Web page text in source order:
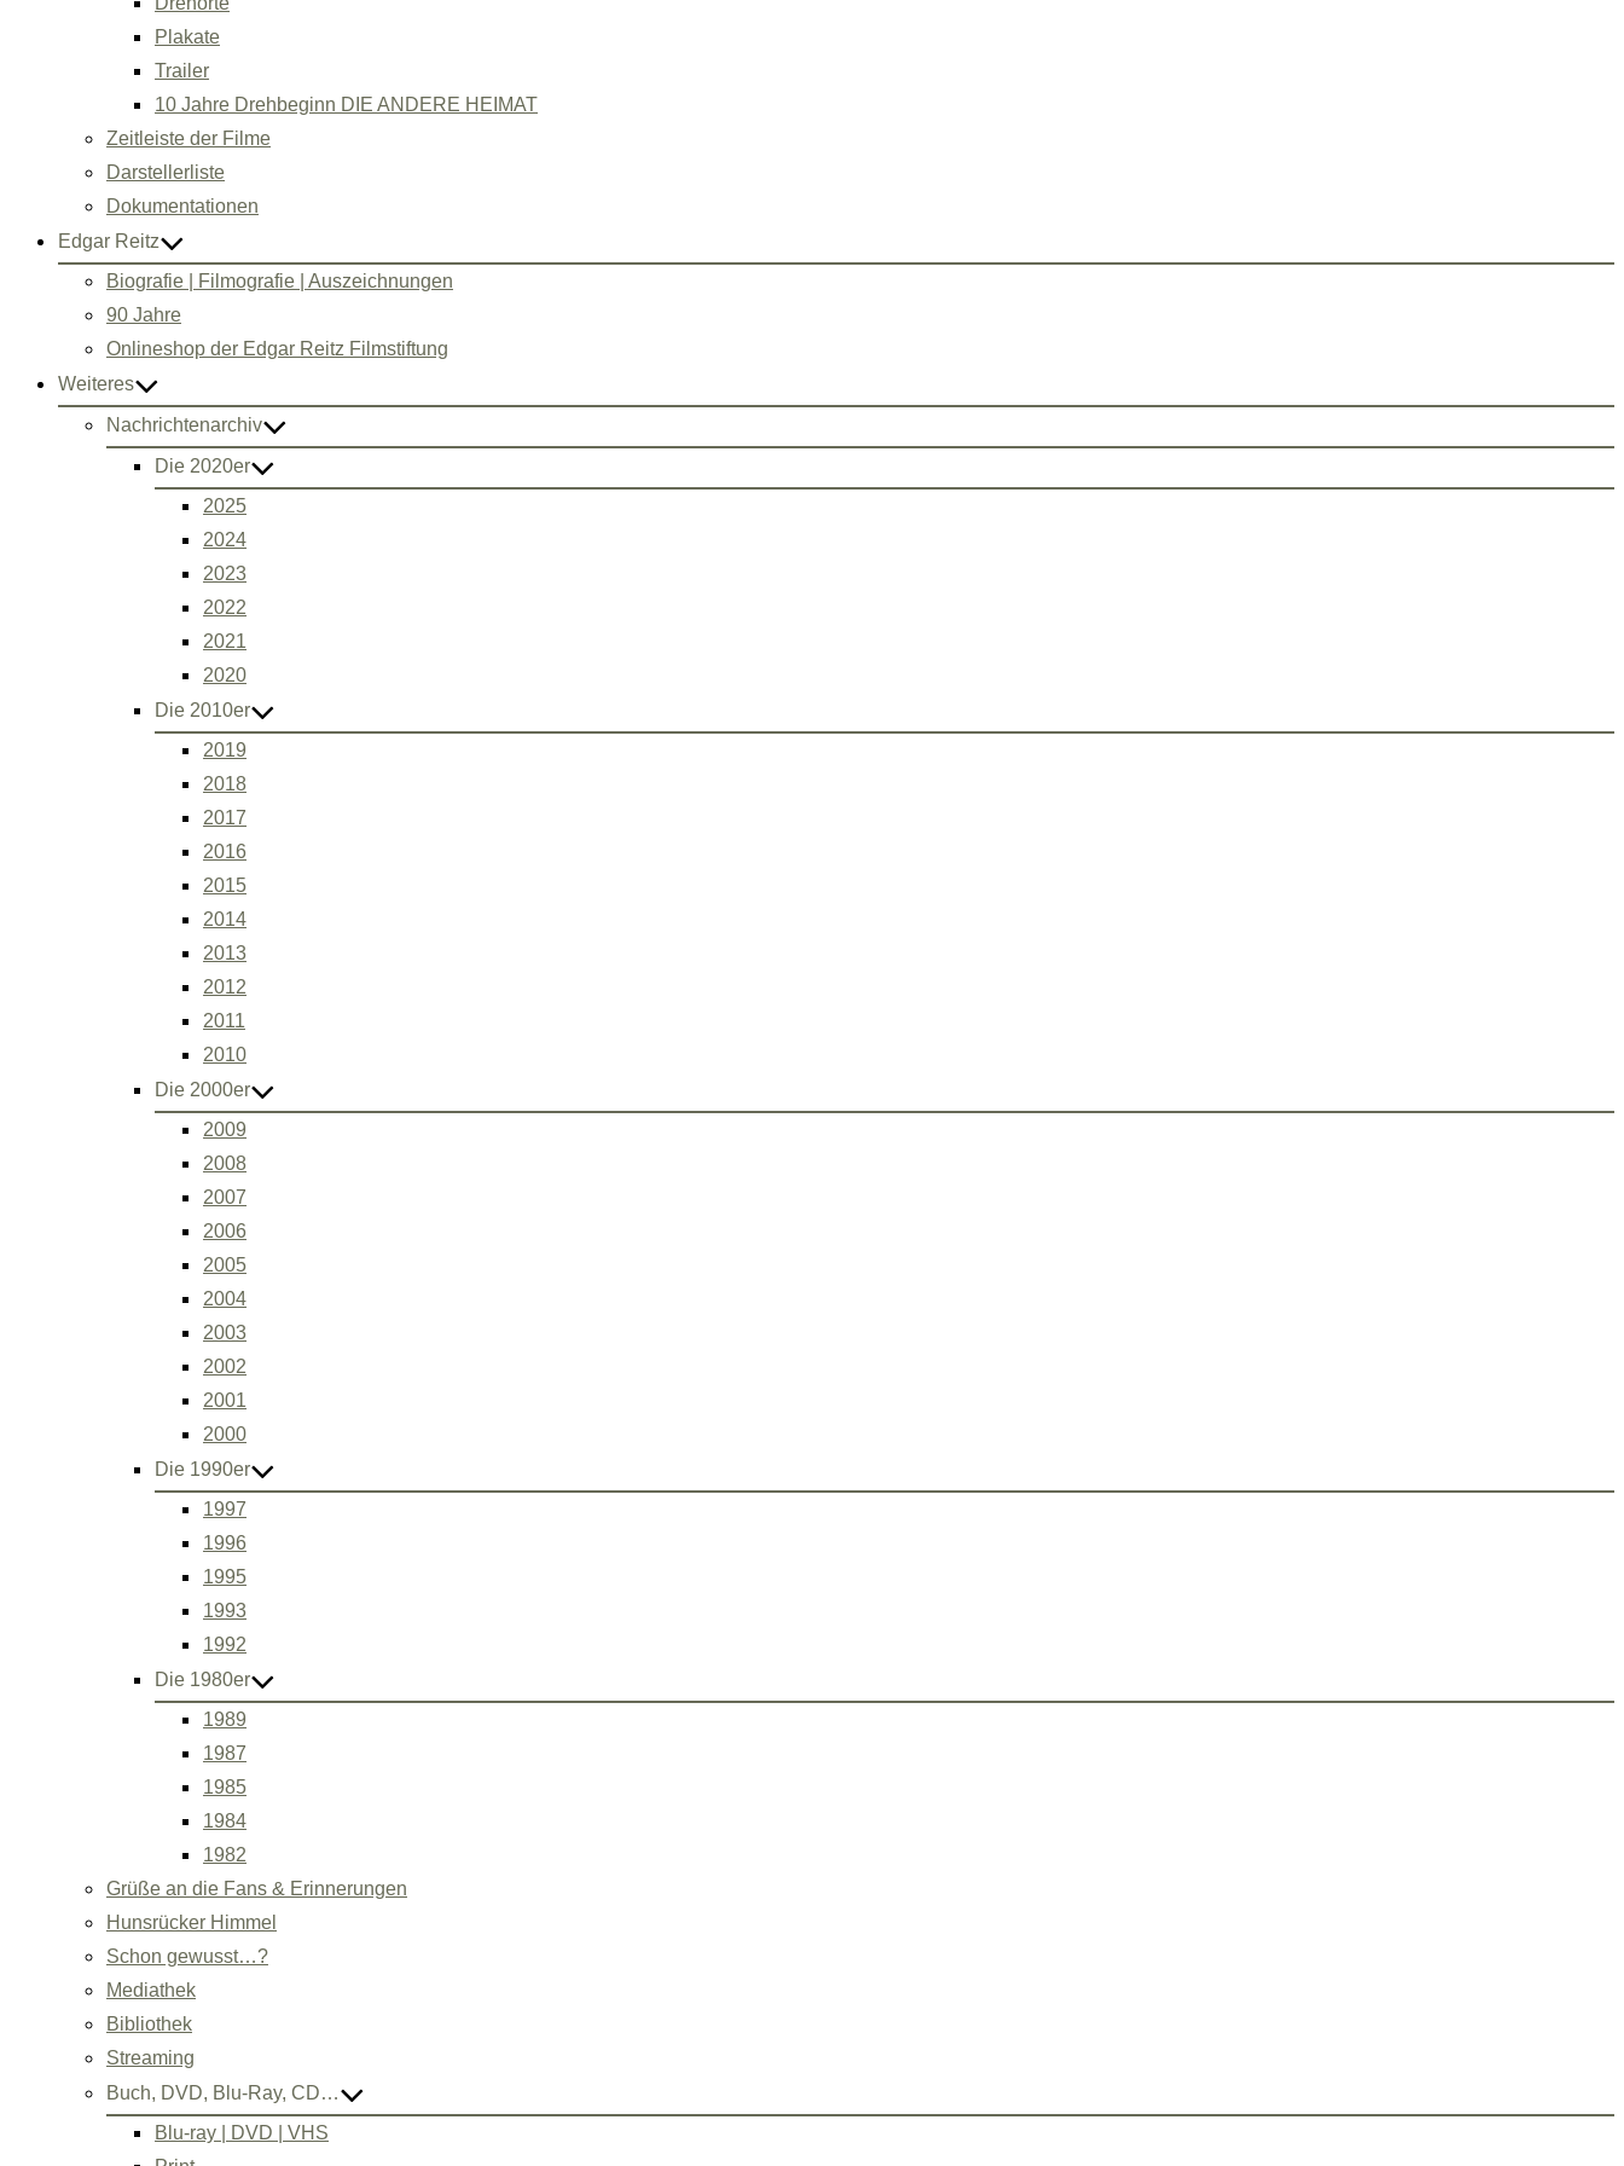
Plakate
Trailer
10 Jahre Drehbeginn DIE ANDERE HEIMAT
Zeitleiste der Filme
Darstellerliste
Dokumentationen
Edgar Reitz
Biografie | Filmografie | Auszeichnungen
90 Jahre
Onlineshop der Edgar Reitz Filmstiftung
Weiteres
Nachrichtenarchiv
Die 2020er
2025
2024
2023
2022
2021
2020
Die 2010er
2019
2018
2017
2016
2015
2014
2013
2012
2011
2010
Die 2000er
2009
2008
2007
2006
2005
2004
2003
2002
2001
2000
Die 1990er
1997
1996
1995
1993
1992
Die 1980er
1989
1987
1985
1984
1982
Grüße an die Fans & Erinnerungen
Hunsrücker Himmel
Schon gewusst…?
Mediathek
Bibliothek
Streaming
Buch, DVD, Blu-Ray, CD…
Blu-ray | DVD | VHS